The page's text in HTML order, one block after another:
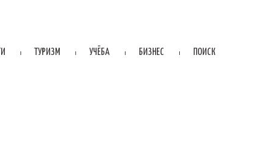
ТУРИЗМ УЧЁБА БИЗНЕС ПОИСК